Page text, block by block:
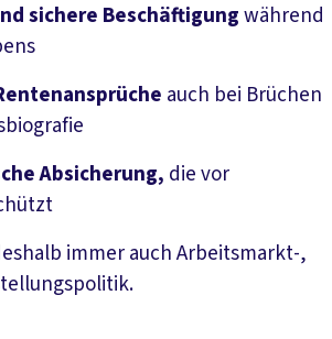
sichere Beschäftigungwährend
auch bei Brüchen
Absicherung, die vor
immer auch Arbeitsmarkt-,